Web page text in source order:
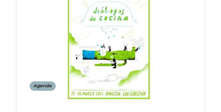
Agenda